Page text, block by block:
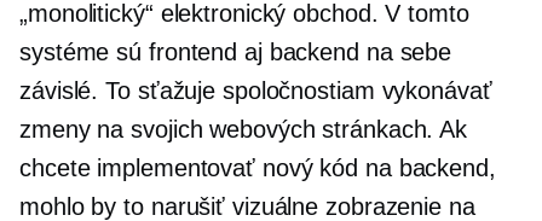
„monolitický“ elektronický obchod. V tomto
systéme sú frontend aj backend na sebe
závislé. To sťažuje spoločnostiam vykonávať
zmeny na svojich webových stránkach. Ak
chcete implementovať nový kód na backend,
mohlo by to narušiť vizuálne zobrazenie na